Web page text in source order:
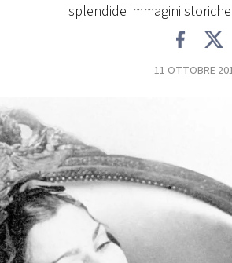
splendide immagini
11 OTTOBRE